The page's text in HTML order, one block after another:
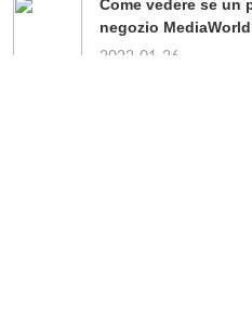
Come vedere se
negozio
2022-01-26